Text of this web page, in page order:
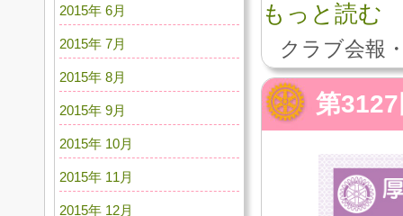
もっと読む
クラブ会報
第
2015年 6月
2015年 7月
2015年 8月
2015年 9月
2015年 10月
2015年 11月
2015年 12月